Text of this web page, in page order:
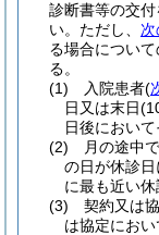
診断書等の交
い。 ただし、
る場合について
る。
(1)
入院患者(
日又は末日
日後におい
(2)
月の途中
の日が休診
に最も近い
(3)
契約又は
は協定にお